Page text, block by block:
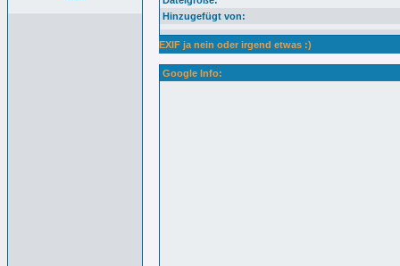
Hinzugefügt von:
EXIF ja nein oder irgend etwas :)
Google Info: